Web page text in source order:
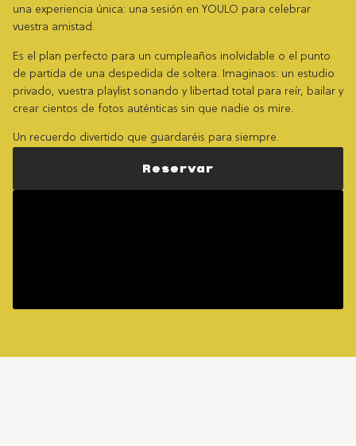
una experiencia única: una sesión en YOULO para celebrar
vuestra amistad.
Es el plan perfecto para un cumpleaños inolvidable o el punto
de partida de una despedida de soltera. Imaginaos: un estudio
privado, vuestra playlist sonando y libertad total para reír, bailar y
crear cientos de fotos auténticas sin que nadie os mire.
Un recuerdo divertido que guardaréis para siempre.
Reservar